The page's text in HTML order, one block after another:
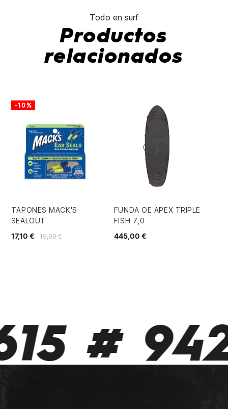
Todo en surf
Productos
relacionados
TAPONES MACK'S
SEALOUT
19,00 €
17,10 €
-10%
FUNDA OE APEX TRIPLE
FISH 7,0
445,00 €
#